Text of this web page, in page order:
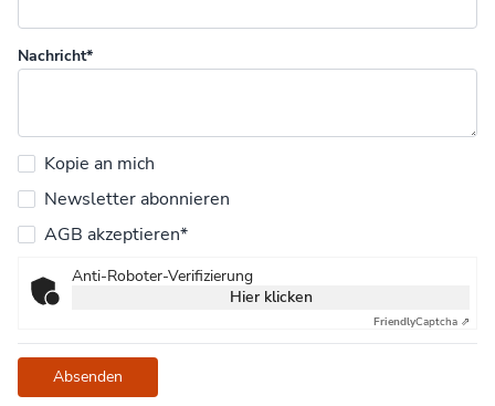
Nachricht*
Kopie an mich
Newsletter abonnieren
AGB akzeptieren*
Anti-Roboter-Verifizierung
Hier klicken
FriendlyCaptcha ⇗
Absenden